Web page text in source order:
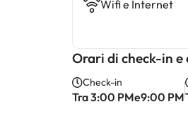
Wifi e Internet
Orari di check-in e
Check-in
Tra 3:00 PMe9:00 PM